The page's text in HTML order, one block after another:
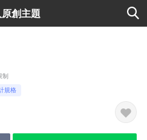
創主題
制
規格